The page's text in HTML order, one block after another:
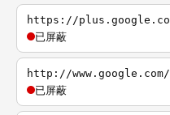
https://
已屏蔽
http://
已屏蔽